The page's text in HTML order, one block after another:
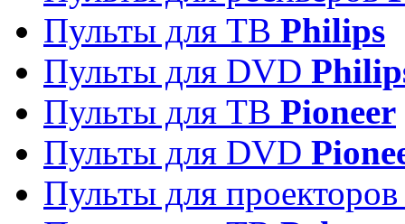
Пульты для ТВ Philips
Пульты для DVD
Пульты для ТВ Pioneer
Пульты для DVD
Пульты для